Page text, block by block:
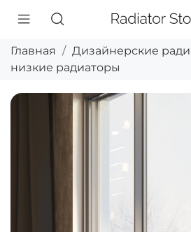
Главная
Дизайнерские
низкие радиаторы